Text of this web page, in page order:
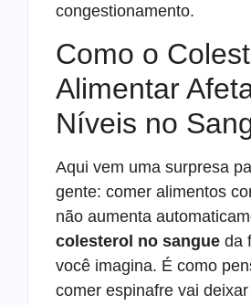
congestionamento.
Como o
Alimentar
Níveis no
Aqui vem uma surpresa
gente: comer alimentos
não aumenta
colesterol no sangue da
você imagina. É como
comer espinafre vai